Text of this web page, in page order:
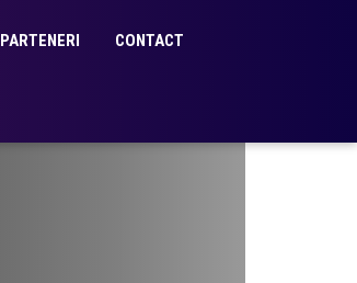
PARTENERI CONTACT